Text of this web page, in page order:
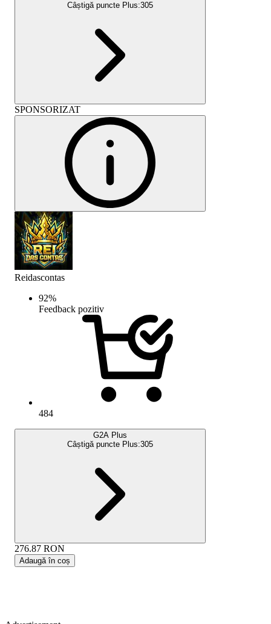
Câștigă puncte Plus:305
SPONSORIZAT
Reidascontas
92%
Feedback pozitiv
484
G2A Plus
Câștigă puncte Plus:305
276.87 RON
Adaugă în coș